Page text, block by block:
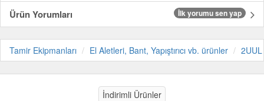
Ürün Yorumları
İlk yorumu sen yap
Tamir Ekipmanları El Aletleri, Bant, Yapıştırıcı vb. ürünler 2UUL
İndirimli Ürünler